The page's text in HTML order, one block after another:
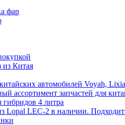
фар
из Китая
автомобилей Voyah,
ассортимент запчастей для
4 литра
LEC-2 в наличии. Подходит